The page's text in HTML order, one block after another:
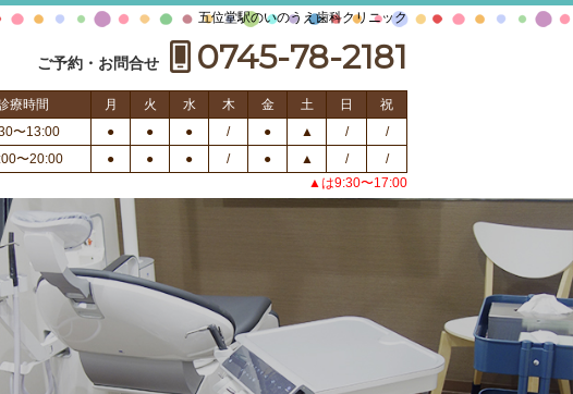
五位堂駅のいのうえ歯科クリニック
ご予約・お問合せ 0745-78-2181
療時間 月 火 水 木 金 土 日
祝
〜13:00
● ● ● / ● ▲ /
/
〜20:00
● ● ● / ● ▲ /
/
▲は9:30〜17:00